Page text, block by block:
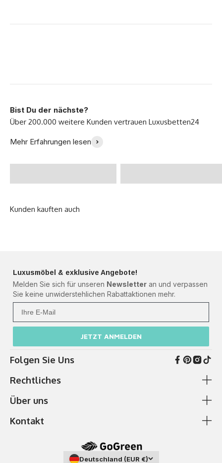
Bist Du der nächste?
Mehr Erfahrungen lesen
Bett gefunden! -
Luxusmöbel & exklusive Angebote!
Melden Sie sich für unseren Newsletter an und verpassen
Sie keine unwiderstehlichen Rabattaktionen mehr.
JETZT ANMELDEN
Folgen Sie Uns
Rechtliches
AGB & Kundeninformationen
Cookie-Richtlinie
Über uns
Zahlung & Versand
Kontakt
Deutschland (EUR €)